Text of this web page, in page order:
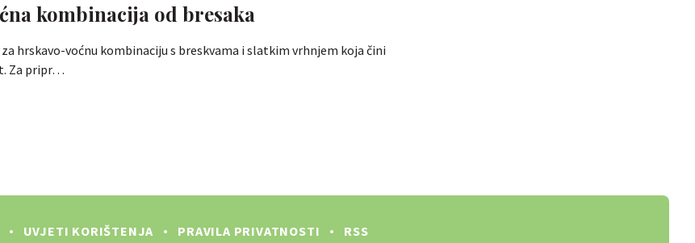
kombinacija od bresaka
hrskavo-voćnu kombinaciju s breskvama i slatkim vrhnjem koja čini
Za pripr…
UVJETI KORIŠTENJA PRAVILA PRIVATNOSTI RSS